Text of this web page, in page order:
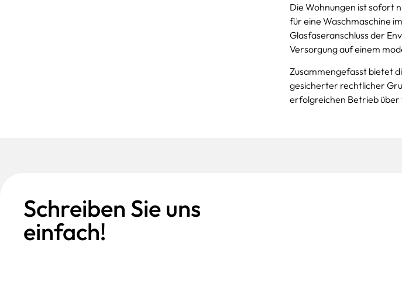
Die Wohnungen ist sofort
für eine Waschmaschine
Glasfaseranschluss der
Versorgung auf einem
Zusammengefasst bietet
gesicherter rechtlicher
erfolgreichen Betrieb über
Schreiben Sie uns
einfach!